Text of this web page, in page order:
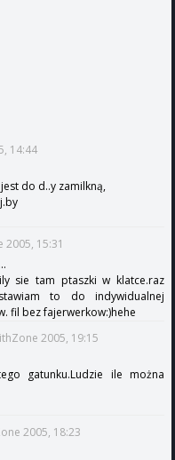
14:44
do d..y zamilkną,
15:31
sie tam ptaszki w klatce.raz
to do indywidualnej
fil bez fajerwerkow:)hehe
2005, 19:15
gatunku.Ludzie ile można
2005, 18:23